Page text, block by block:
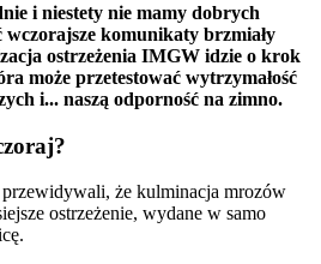
i niestety nie mamy dobrych
wczorajsze komunikaty brzmiały
ostrzeżenia IMGW idzie o krok
może przetestować wytrzymałość
i... naszą odporność na zimno.
że kulminacja mrozów
ostrzeżenie, wydane w samo